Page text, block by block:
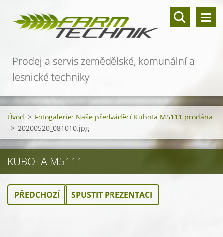
Prodej a servis zemědělské, komunální a
lesnické techniky
Úvod > Fotogalerie: Naše předváděcí Kubota M5111 prodána
> 20200520_081010.jpg
KUBOTA M5111
PŘEDCHOZÍ SPUSTIT PREZENTACI